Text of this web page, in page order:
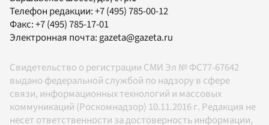
Телефон редакции:+7 (495) 785-00-12
Факс:+7 (495) 785-17-01
Электронная почта: gazeta@gazeta.ru
Свидетельство о регистрации СМИ Эл № ФС77-67642
выдано федеральной службой по надзору в сфере
связи, информационных технологий и массовых
коммуникаций (Роскомнадзор) 10.11.2016 г. Редакция не
несет ответственности за достоверность информации,